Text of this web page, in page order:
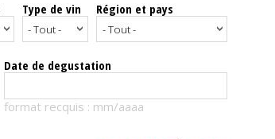
Type de vin Région et pays
Date de degustation
format recquis : mm/aaaa